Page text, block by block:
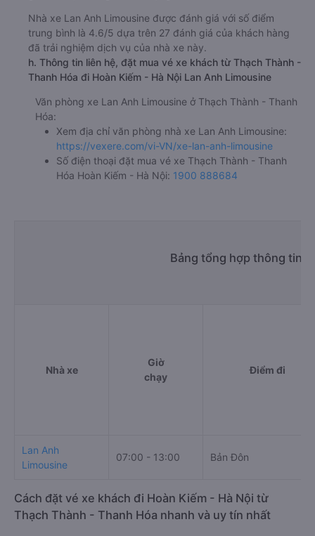
Nhà xe Lan Anh Limousine được đánh giá với số điểm
trung bình là 4.6/5 dựa trên 27 đánh giá của khách hàng
đã trải nghiệm dịch vụ của nhà xe này.
h. Thông tin liên hệ, đặt mua vé xe khách từ Thạch Thành -
Thanh Hóa đi Hoàn Kiếm - Hà Nội Lan Anh Limousine
Văn phòng xe Lan Anh Limousine ở Thạch Thành - Thanh
Hóa:
Xem địa chỉ văn phòng nhà xe Lan Anh Limousine:
https://vexere.com/vi-VN/xe-lan-anh-limousine
Số điện thoại đặt mua vé xe Thạch Thành - Thanh
Hóa Hoàn Kiếm - Hà Nội: 1900 888684
Bảng tổng hợp thông tin
Nhà xe
Giờ
chạy
Điểm đi
Lan Anh
Limousine
07:00 - 13:00 Bản Đôn
Cách đặt vé xe khách đi Hoàn Kiếm - Hà Nội từ
Thạch Thành - Thanh Hóa nhanh và uy tín nhất